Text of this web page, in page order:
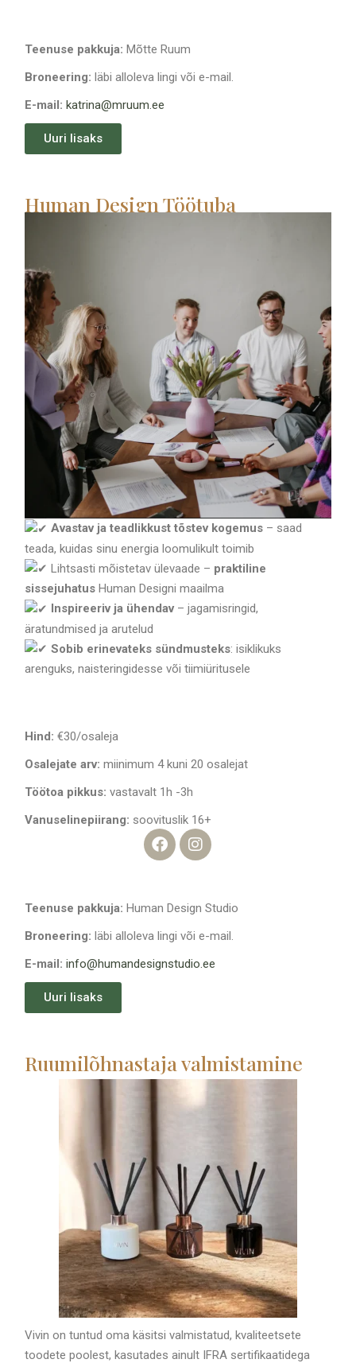
Teenuse pakkuja: Mõtte Ruum
Broneering: läbi alloleva lingi või e-mail.
E-mail: katrina@mruum.ee
Uuri lisaks
Human Design Töötuba
Avastav ja teadlikkust tõstev kogemus – saad
teada, kuidas sinu energia loomulikult toimib
Lihtsasti mõistetav ülevaade – praktiline
sissejuhatus Human Designi maailma
Inspireeriv ja ühendav – jagamisringid,
äratundmised ja arutelud
Sobib erinevateks sündmusteks: isiklikuks
arenguks, naisteringidesse või tiimiüritusele
Hind: €30/osaleja
Osalejate arv: miinimum 4 kuni 20 osalejat
Töötoa pikkus: vastavalt 1h -3h
Vanuselinepiirang: soovituslik 16+
Teenuse pakkuja: Human Design Studio
Broneering: läbi alloleva lingi või e-mail.
E-mail: info@humandesignstudio.ee
Uuri lisaks
Ruumilõhnastaja valmistamine
Vivin on tuntud oma käsitsi valmistatud, kvaliteetsete
toodete poolest, kasutades ainult IFRA sertifikaatidega